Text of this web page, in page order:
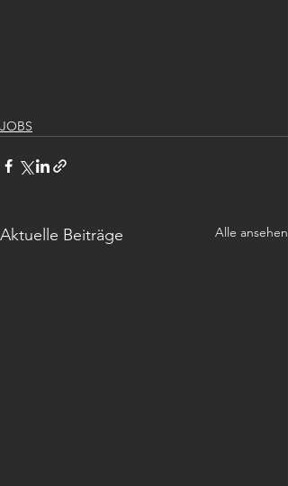
JOBS
Aktuelle Beiträge Alle ansehen